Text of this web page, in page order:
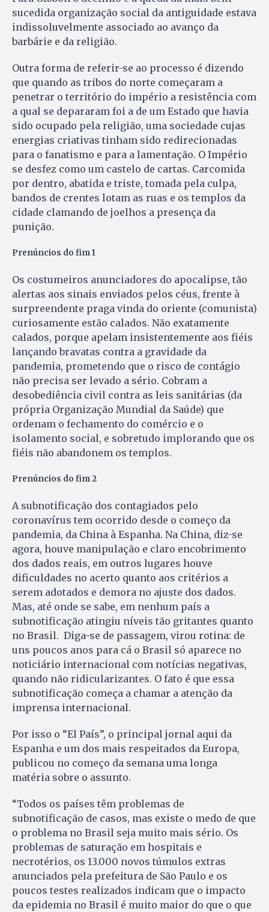
sucedida organização social da antiguidade estava
indissoluvelmente associado ao avanço da
barbárie e da religião.
Outra forma de referir-se ao processo é dizendo
que quando as tribos do norte começaram a
penetrar o território do império a resistência com
a qual se depararam foi a de um Estado que havia
sido ocupado pela religião, uma sociedade cujas
energias criativas tinham sido redirecionadas
para o fanatismo e para a lamentação. O Império
se desfez como um castelo de cartas. Carcomida
por dentro, abatida e triste, tomada pela culpa,
bandos de crentes lotam as ruas e os templos da
cidade clamando de joelhos a presença da
punição.
Prenúncios do fim 1
Os costumeiros anunciadores do apocalipse, tão
alertas aos sinais enviados pelos céus, frente à
surpreendente praga vinda do oriente (comunista)
curiosamente estão calados. Não exatamente
calados, porque apelam insistentemente aos fiéis
lançando bravatas contra a gravidade da
pandemia, prometendo que o risco de contágio
não precisa ser levado a sério. Cobram a
desobediência civil contra as leis sanitárias (da
própria Organização Mundial da Saúde) que
ordenam o fechamento do comércio e o
isolamento social, e sobretudo implorando que os
fiéis não abandonem os templos.
Prenúncios do fim 2
A subnotificação dos contagiados pelo
coronavírus tem ocorrido desde o começo da
pandemia, da China à Espanha. Na China, diz-se
agora, houve manipulação e claro encobrimento
dos dados reais, em outros lugares houve
dificuldades no acerto quanto aos critérios a
serem adotados e demora no ajuste dos dados.
Mas, até onde se sabe, em nenhum país a
subnotificação atingiu níveis tão gritantes quanto
no Brasil. Diga-se de passagem, virou rotina: de
uns poucos anos para cá o Brasil só aparece no
noticiário internacional com notícias negativas,
quando não ridicularizantes. O fato é que essa
subnotificação começa a chamar a atenção da
imprensa internacional.
Por isso o “El País”, o principal jornal aqui da
Espanha e um dos mais respeitados da Europa,
publicou no começo da semana uma longa
matéria sobre o assunto.
“Todos os países têm problemas de
subnotificação de casos, mas existe o medo de que
o problema no Brasil seja muito mais sério. Os
problemas de saturação em hospitais e
necrotérios, os 13.000 novos túmulos extras
anunciados pela prefeitura de São Paulo e os
poucos testes realizados indicam que o impacto
da epidemia no Brasil é muito maior do que o que